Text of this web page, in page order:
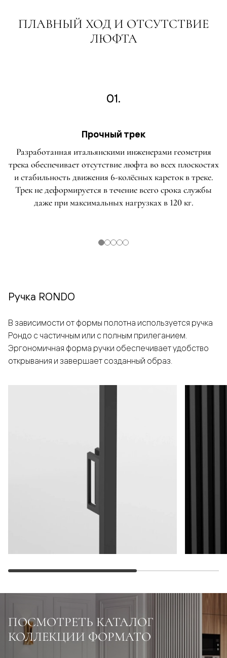
ПЛАВНЫЙ ХОД И ОТСУТСТВИЕ
ЛЮФТА
01.
Прочный трек
Разработанная итальянскими инженерами геометрия
трека обеспечивает отсутствие люфта во всех плоскостях
и стабильность движения 6-колёсных кареток в треке.
Трек не деформируется в течение всего срока службы
даже при максимальных нагрузках в 120 кг.
Ручка RONDO
В зависимости от формы полотна используется ручка
Рондо с частичным или с полным прилеганием.
Эргономичная форма ручки обеспечивает удобство
открывания и завершает созданный образ.
ПОСМОТРЕТЬ КАТАЛОГ
КОЛЛЕКЦИИ ФОРМАТО